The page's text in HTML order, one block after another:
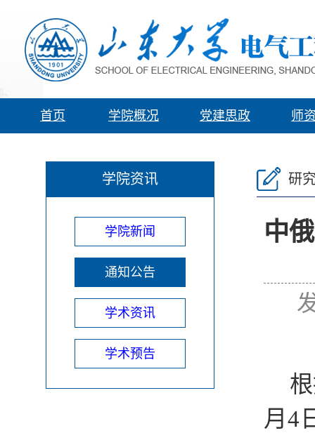
首页 学院概况 党建思政 师
学院资讯
学院新闻
通知公告
学术资讯
学术预告
研
中
月4